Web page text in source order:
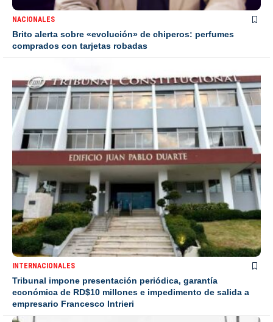
NACIONALES
Brito alerta sobre «evolución» de chiperos: perfumes
comprados con tarjetas robadas
INTERNACIONALES
Tribunal impone presentación periódica, garantía
económica de RD$10 millones e impedimento de salida a
empresario Francesco Intrieri